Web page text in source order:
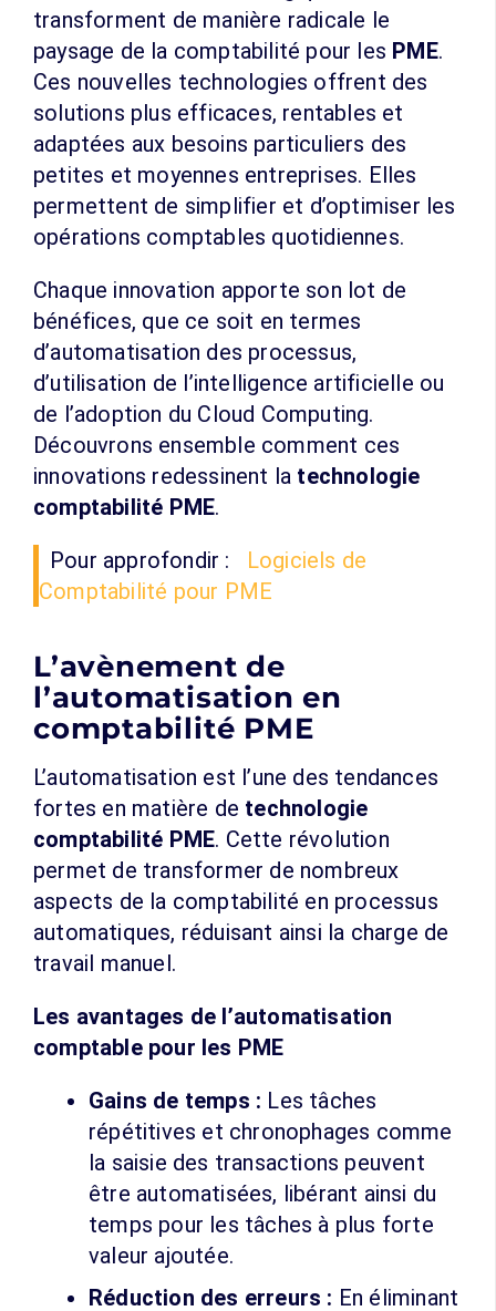
transforment de manière radicale le
paysage de la comptabilité pour les PME.
Ces nouvelles technologies offrent des
solutions plus efficaces, rentables et
adaptées aux besoins particuliers des
petites et moyennes entreprises. Elles
permettent de simplifier et d’optimiser les
opérations comptables quotidiennes.
Chaque innovation apporte son lot de
bénéfices, que ce soit en termes
d’automatisation des processus,
d’utilisation de l’intelligence artificielle ou
de l’adoption du Cloud Computing.
Découvrons ensemble comment ces
innovations redessinent la technologie
comptabilité PME.
Pour approfondir :
Logiciels de
Comptabilité pour PME
L’avènement de
l’automatisation en
comptabilité PME
L’automatisation est l’une des tendances
fortes en matière de technologie
comptabilité PME. Cette révolution
permet de transformer de nombreux
aspects de la comptabilité en processus
automatiques, réduisant ainsi la charge de
travail manuel.
Les avantages de l’automatisation
comptable pour les PME
Gains de temps : Les tâches
répétitives et chronophages comme
la saisie des transactions peuvent
être automatisées, libérant ainsi du
temps pour les tâches à plus forte
valeur ajoutée.
Réduction des erreurs : En éliminant